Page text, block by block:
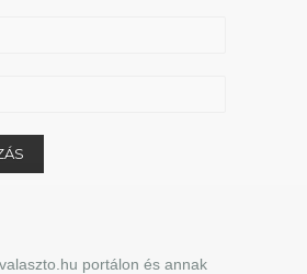
portálon és annak